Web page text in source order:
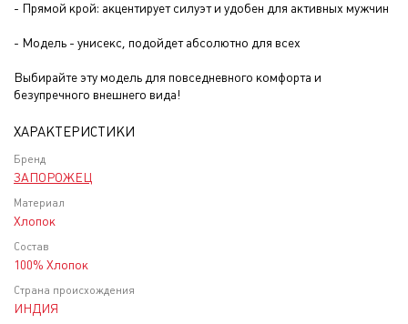
- Прямой крой: акцентирует силуэт и удобен для активных мужчин
- Модель - унисекс, подойдет абсолютно для всех
Выбирайте эту модель для повседневного комфорта и
безупречного внешнего вида!
ХАРАКТЕРИСТИКИ
Бренд
ЗАПОРОЖЕЦ
Материал
Хлопок
Состав
100% Хлопок
Страна происхождения
ИНДИЯ